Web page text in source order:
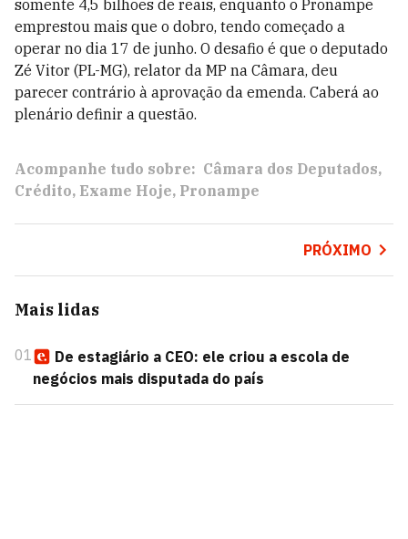
somente 4,5 bilhões de reais, enquanto o Pronampe
emprestou mais que o dobro, tendo começado a
operar no dia 17 de junho. O desafio é que o deputado
Zé Vitor (PL-MG), relator da MP na Câmara, deu
parecer contrário à aprovação da emenda. Caberá ao
plenário definir a questão.
Acompanhe tudo sobre: Câmara dos Deputados
Crédito Exame Hoje Pronampe
PRÓXIMO
Mais lidas
01
De estagiário a CEO: ele criou a escola de
negócios mais disputada do país